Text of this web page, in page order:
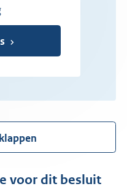
voor dit besluit